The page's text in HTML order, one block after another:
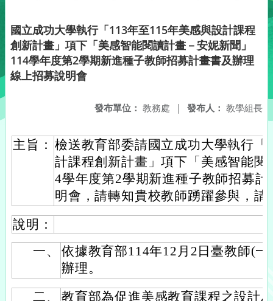
國立成功大學執行「113年至115年美感與設計課程
創新計畫」項下「美感智能閱讀計畫－安妮新聞」
114學年度第2學期新進種子教師招募計畫書及辦理
線上招募說明會
發布人： 教學組長
發布單位： 教務處 |
主旨： 檢送教育部委請國立成功大學執行「
計課程創新計畫」項下「美感智能閱
4學年度第2學期新進種子教師招募
明會，請轉知貴校教師踴躍參與，請
說明：
一、
依據教育部114年12月2日臺教師(
辦理。
二、
教育部為促進美感教育課程之設計